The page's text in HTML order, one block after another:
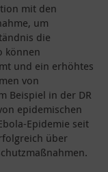
mit den
um
die
können
und ein erhöhtes
von
Beispiel in der DR
epidemischen
Epidemie seit
über